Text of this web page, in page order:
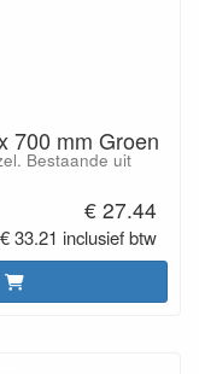
700 mm Groen
Bestaande uit
€ 27.44
€ 33.21 inclusief btw